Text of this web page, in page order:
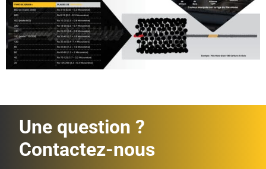
Une question ?
Contactez-nous